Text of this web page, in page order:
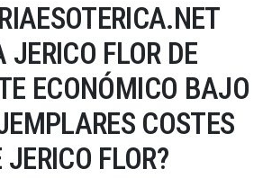
JERICO FLOR DE
ECONÓMICO BAJO
COSTES
JERICO FLOR?